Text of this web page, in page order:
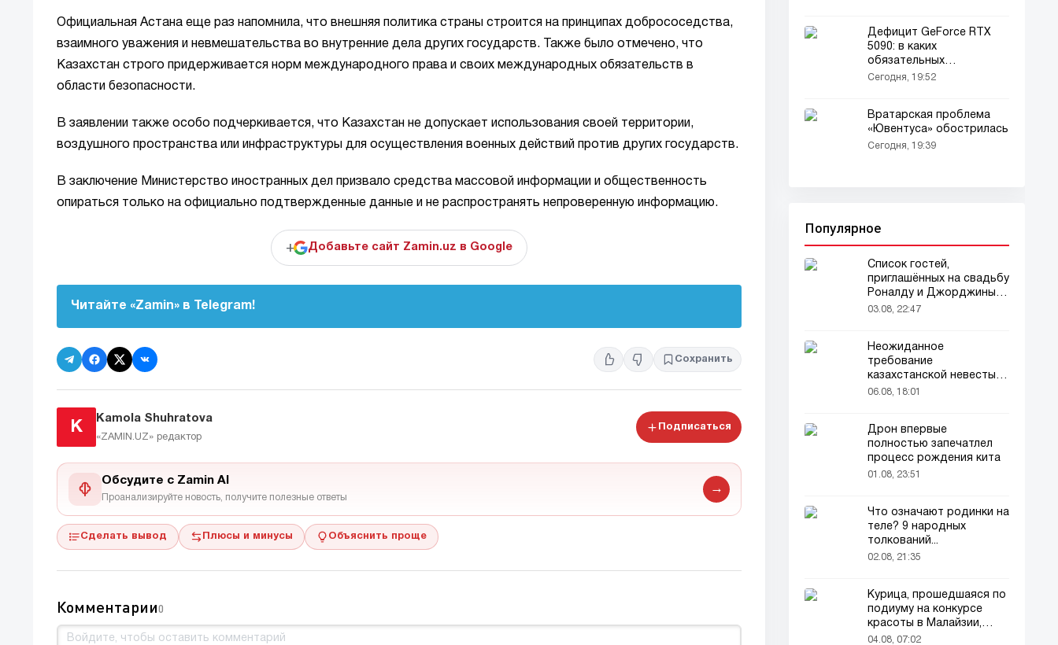
Официальная Астана еще раз напомнила, что внешняя политика страны строится на принципах добрососедства,
взаимного уважения и невмешательства во внутренние дела других государств. Также было отмечено, что
Казахстан строго придерживается норм международного права и своих международных обязательств в
области безопасности.
В заявлении также особо подчеркивается, что Казахстан не допускает использования своей территории,
воздушного пространства или инфраструктуры для осуществления военных действий против других государств.
В заключение Министерство иностранных дел призвало средства массовой информации и общественность
опираться только на официально подтвержденные данные и не распространять непроверенную информацию.
+ Добавьте сайт Zamin.uz в Google
Читайте «Zamin» в Telegram!
Сохранить
K
Kamola Shuhratova
«ZAMIN.UZ» редактор
Подписаться
Обсудите с Zamin AI
Проанализируйте новость, получите полезные ответы
→
Сделать вывод Плюсы и минусы Объяснить проще
Комментарии0
Дефицит GeForce RTX
5090: в каких
обязательных
комплектах продают
Сегодня, 19:52
Вратарская проблема
«Ювентуса» обострилась
Сегодня, 19:39
Популярное
Список гостей,
приглашённых на свадьбу
Роналду и Джорджины,
вызвал ажиотаж
03.08, 22:47
Неожиданное
требование
казахстанской невесты в
качестве махра удивило
06.08, 18:01
Дрон впервые
полностью запечатлел
процесс рождения кита
01.08, 23:51
Что означают родинки на
теле? 9 народных
толкований...
02.08, 21:35
Курица, прошедшаяся по
подиуму на конкурсе
красоты в Малайзии,
привлекла внимание
04.08, 07:02